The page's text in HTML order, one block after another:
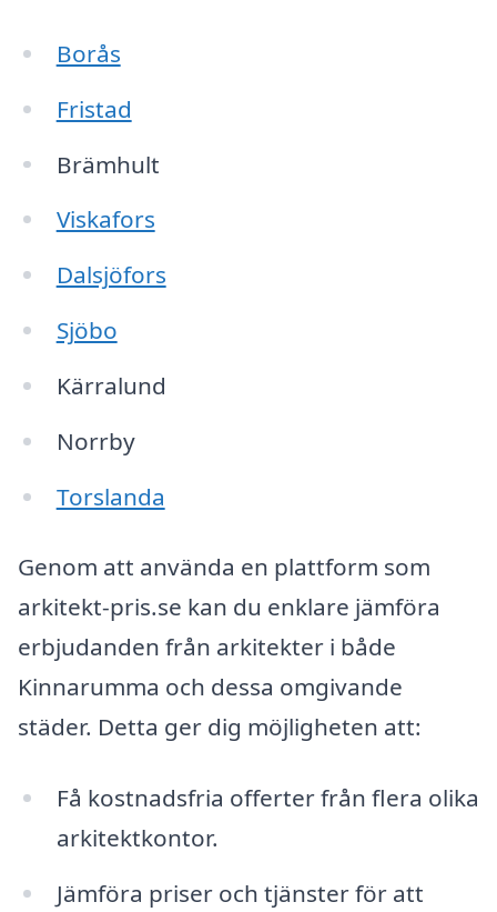
Borås
Fristad
Brämhult
Viskafors
Dalsjöfors
Sjöbo
Kärralund
Norrby
Torslanda
Genom att använda en plattform som
arkitekt-pris.se kan du enklare jämföra
erbjudanden från arkitekter i både
Kinnarumma och dessa omgivande
städer. Detta ger dig möjligheten att:
Få kostnadsfria offerter från flera olika
arkitektkontor.
Jämföra priser och tjänster för att